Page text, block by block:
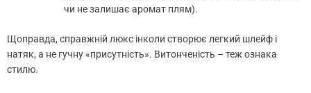
чи не залишає аромат плям).
Щоправда, справжній люкс інколи створює легкий шлейф і
натяк, а не гучну «присутність». Витонченість – теж ознака
стилю.